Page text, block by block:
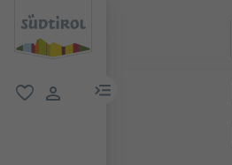
menu link